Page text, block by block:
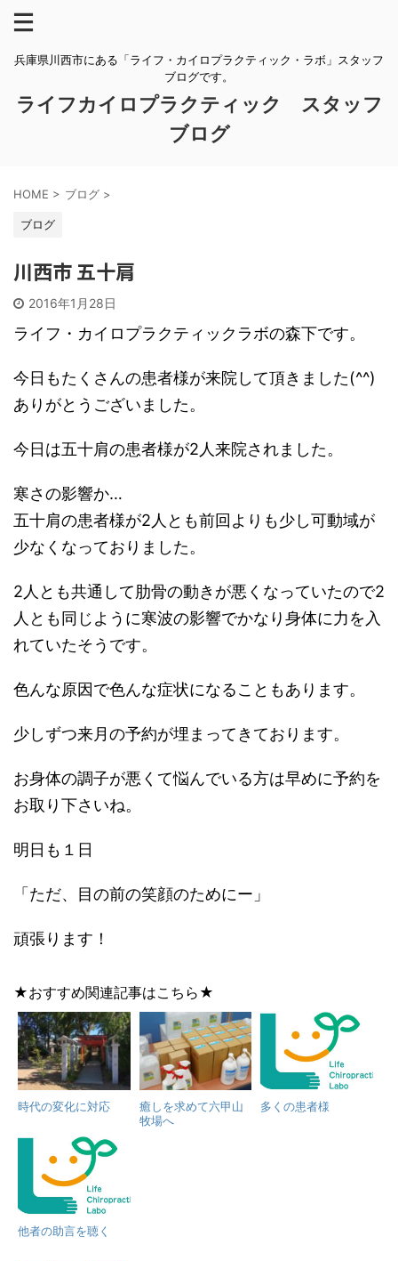
兵庫県川西市にある「ライフ・カイロプラクティック・ラボ」スタッフ
ブログです。
ライフカイロプラクティック スタッフ
ブログ
HOME > ブログ >
ブログ
川西市 五十肩
2016年1月28日
ライフ・カイロプラクティックラボの森下です。
今日もたくさんの患者様が来院して頂きました(^^)
ありがとうございました。
今日は五十肩の患者様が2人来院されました。
寒さの影響か…
五十肩の患者様が2人とも前回よりも少し可動域が
少なくなっておりました。
2人とも共通して肋骨の動きが悪くなっていたので2
人とも同じように寒波の影響でかなり身体に力を入
れていたそうです。
色んな原因で色んな症状になることもあります。
少しずつ来月の予約が埋まってきております。
お身体の調子が悪くて悩んでいる方は早めに予約を
お取り下さいね。
明日も１日
「ただ、目の前の笑顔のためにー」
頑張ります！
★おすすめ関連記事はこちら★
時代の変化に対応
癒しを求めて六甲山
牧場へ
多くの患者様
他者の助言を聴く